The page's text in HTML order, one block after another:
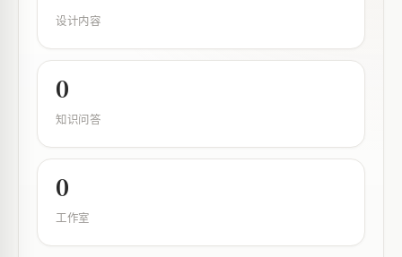
设计内容
0
知识问答
0
工作室